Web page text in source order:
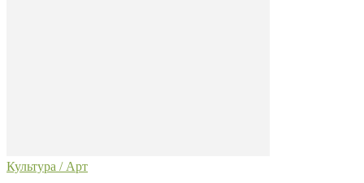
Культура / Арт